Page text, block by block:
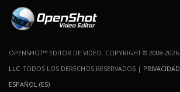
OPENSHOT™ EDITOR DE VIDEO. COPYRIGHT © 2008-2026
LLC . TODOS LOS DERECHOS RESERVADOS | PRIVACIDAD
ESPAÑOL (ES)